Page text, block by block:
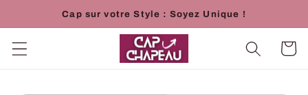
passer
contenu
Cap sur votre Style : Soyez Unique !
Panier